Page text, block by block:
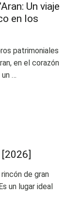
Un viaje
en los
patrimoniales
en el corazón
…
[2026]
rincón de gran
un lugar ideal